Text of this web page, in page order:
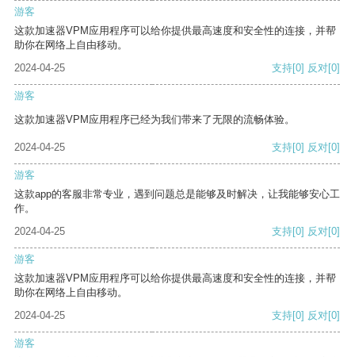
游客
这款加速器VPM应用程序可以给你提供最高速度和安全性的连接，并帮
助你在网络上自由移动。
2024-04-25
支持[0] 反对[0]
游客
这款加速器VPM应用程序已经为我们带来了无限的流畅体验。
2024-04-25 支持[0] 反对[0]
游客
这款app的客服非常专业，遇到问题总是能够及时解决，让我能够安心工
作。
2024-04-25
支持[0] 反对[0]
游客
这款加速器VPM应用程序可以给你提供最高速度和安全性的连接，并帮
助你在网络上自由移动。
2024-04-25
支持[0] 反对[0]
游客